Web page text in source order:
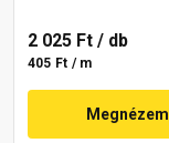
2 025 Ft / db
405 Ft / m
Megnézem